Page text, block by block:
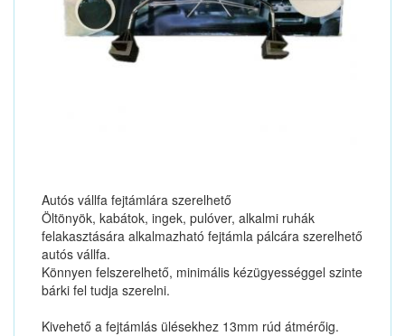
Autós vállfa fejtámlára szerelhető
Öltönyök, kabátok, ingek, pulóver, alkalmi ruhák
felakasztására alkalmazható fejtámla pálcára szerelhető
autós vállfa.
Könnyen felszerelhető, minimális kézügyességgel szinte
bárki fel tudja szerelni.
Kivehető a fejtámlás ülésekhez 13mm rúd átmérőig.